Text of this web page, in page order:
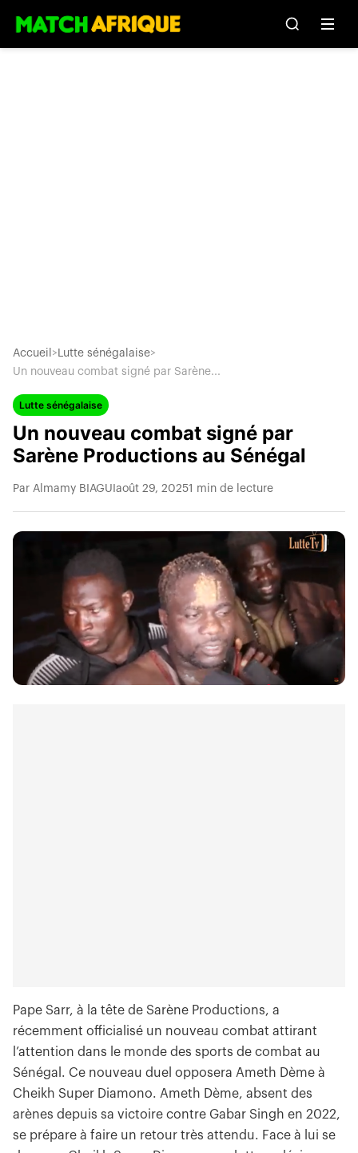
Accueil > Lutte sénégalaise>
Un nouveau combat signé par Sarène...
Lutte sénégalaise
Un nouveau combat signé par
Sarène Productions au Sénégal
Par Almamy BIAGUI août 29, 20251 min de lecture
Pape Sarr, à la tête de Sarène Productions, a
récemment officialisé un nouveau combat attirant
l’attention dans le monde des sports de combat au
Sénégal. Ce nouveau duel opposera Ameth Dème à
Cheikh Super Diamono. Ameth Dème, absent des
arènes depuis sa victoire contre Gabar Singh en 2022,
se prépare à faire un retour très attendu. Face à lui se